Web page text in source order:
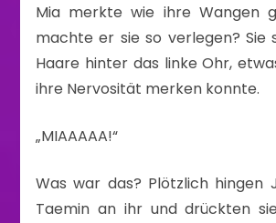
Mia merkte wie ihre Wangen
machte er sie so verlegen? Sie
Haare hinter das linke Ohr,
ihre Nervosität merken konnte.
„MIAAAAA!“
Was war das? Plötzlich hingen
Taemin an ihr und drückten